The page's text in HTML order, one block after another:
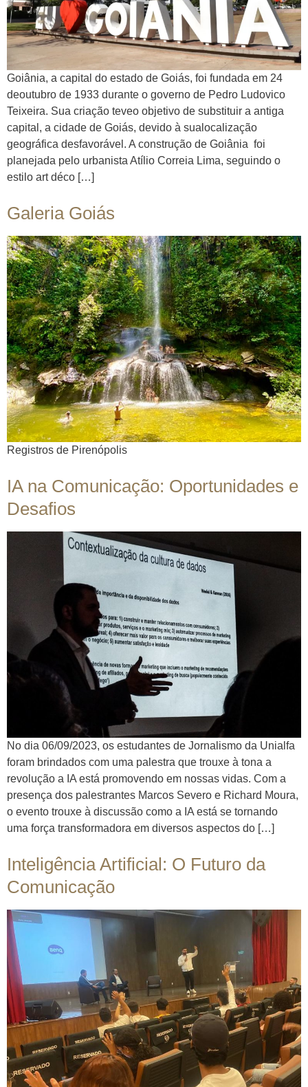
Goiânia, a capital do estado de Goiás, foi fundada em 24
deoutubro de 1933 durante o governo de Pedro Ludovico
Teixeira. Sua criação teveo objetivo de substituir a antiga
capital, a cidade de Goiás, devido à sualocalização
geográfica desfavorável. A construção de Goiânia foi
planejada pelo urbanista Atílio Correia Lima, seguindo o
estilo art déco […]
Galeria Goiás
Registros de Pirenópolis
IA na Comunicação: Oportunidades e
Desafios
No dia 06/09/2023, os estudantes de Jornalismo da Unialfa
foram brindados com uma palestra que trouxe à tona a
revolução a IA está promovendo em nossas vidas. Com a
presença dos palestrantes Marcos Severo e Richard Moura,
o evento trouxe à discussão como a IA está se tornando
uma força transformadora em diversos aspectos do […]
Inteligência Artificial: O Futuro da
Comunicação